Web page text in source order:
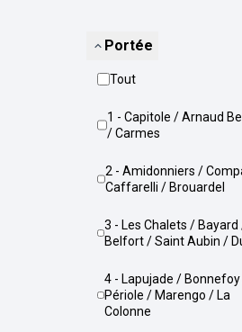
Portée
Tout
1 - Capitole / Arnaud Bernard
/ Carmes
2 - Amidonniers / Compans-
Caffarelli / Brouardel
3 - Les Chalets / Bayard /
Belfort / Saint Aubin /
4 - Lapujade / Bonnefoy /
Périole / Marengo / La
Colonne